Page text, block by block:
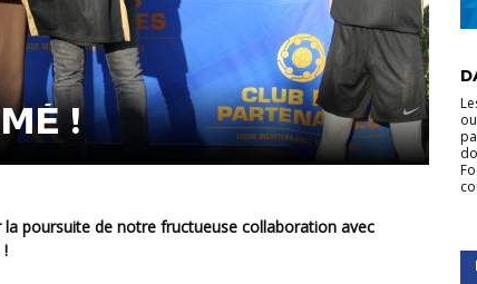
!
la poursuite de notre fructueuse collaboration avec
!